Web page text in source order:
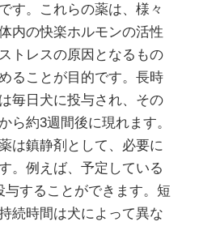
す。これらの薬は、様々
内の快楽ホルモンの活性
トレスの原因となるもの
ることが目的です。長時
毎日犬に投与され、その
ら約3週間後に現れます。
は鎮静剤として、必要に
。例えば、予定している
することができます。短
続時間は犬によって異な